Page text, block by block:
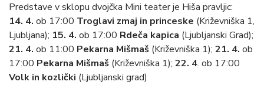
Predstave v sklopu dvojčka Mini teater je Hiša pravljic:
14. 4. ob 17:00 Troglavi zmaj in princeske (Križevniška 1,
Ljubljana); 15. 4. ob 17:00 Rdeča kapica (Ljubljanski Grad);
21. 4. ob 11:00 Pekarna Mišmaš (Križevniška 1); 21. 4. ob
17:00 Pekarna Mišmaš (Križevniška 1); 22. 4. ob 17:00
Volk in kozlički (Ljubljanski grad)